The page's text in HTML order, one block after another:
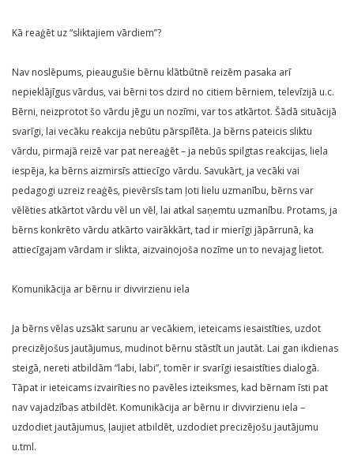
Kā reaģēt uz “sliktajiem vārdiem”?
Nav noslēpums, pieaugušie bērnu klātbūtnē reizēm pasaka arī
nepieklājīgus vārdus, vai bērni tos dzird no citiem bērniem, televīzijā u.c.
Bērni, neizprotot šo vārdu jēgu un nozīmi, var tos atkārtot. Šādā situācijā
svarīgi, lai vecāku reakcija nebūtu pārspīlēta. Ja bērns pateicis sliktu
vārdu, pirmajā reizē var pat nereaģēt – ja nebūs spilgtas reakcijas, liela
iespēja, ka bērns aizmirsīs attiecīgo vārdu. Savukārt, ja vecāki vai
pedagogi uzreiz reaģēs, pievērsīs tam ļoti lielu uzmanību, bērns var
vēlēties atkārtot vārdu vēl un vēl, lai atkal saņemtu uzmanību. Protams, ja
bērns konkrēto vārdu atkārto vairākkārt, tad ir mierīgi jāpārrunā, ka
attiecīgajam vārdam ir slikta, aizvainojoša nozīme un to nevajag lietot.
Komunikācija ar bērnu ir divvirzienu iela
Ja bērns vēlas uzsākt sarunu ar vecākiem, ieteicams iesaistīties, uzdot
precizējošus jautājumus, mudinot bērnu stāstīt un jautāt. Lai gan ikdienas
steigā, nereti atbildām “labi, labi”, tomēr ir svarīgi iesaistīties dialogā.
Tāpat ir ieteicams izvairīties no pavēles izteiksmes, kad bērnam īsti pat
nav vajadzības atbildēt. Komunikācija ar bērnu ir divvirzienu iela –
uzdodiet jautājumus, ļaujiet atbildēt, uzdodiet precizējošu jautājumu
u.tml.